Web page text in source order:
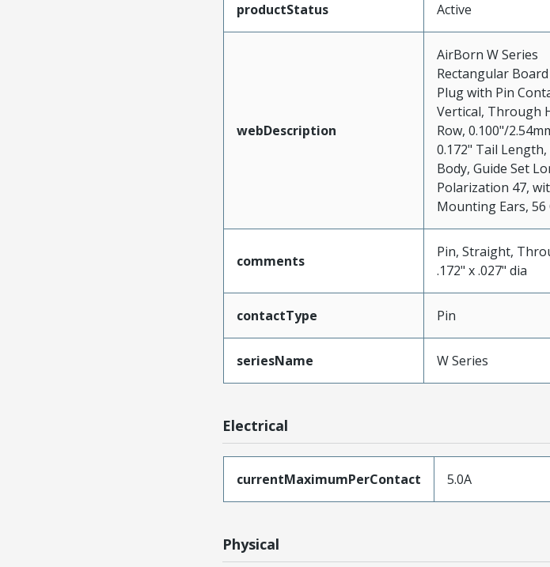
productStatus Active
webDescription
AirBorn W Series
Rectangular
Plug with Pin
Vertical, Through
Row, 0.100"/
0.172" Tail Length,
Body, Guide Set
Polarization 47,
Mounting Ears, 56
comments
Pin, Straight,
.172" x .027" dia
contactType Pin
seriesName W Series
Electrical
currentMaximumPerContact 5.0A
Physical